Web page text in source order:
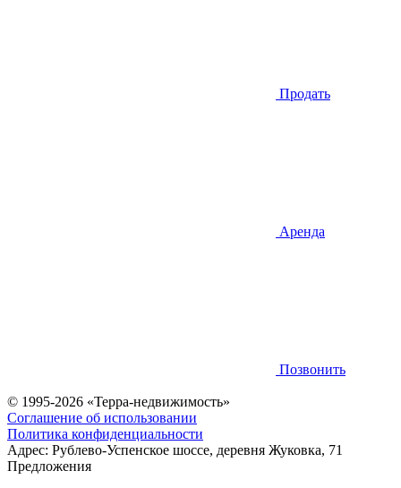
Продать
Аренда
Позвонить
© 1995-2026 «Терра-недвижимость»
Соглашение об использовании
Политика конфиденциальности
Адрес: Рублево-Успенское шоссе, деревня Жуковка, 71
Предложения